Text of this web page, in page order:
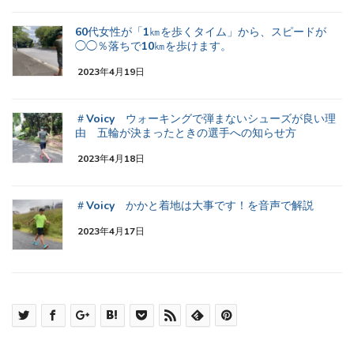
60代女性が「1㎞を歩くタイム」から、スピードが
◯◯％落ちで10㎞を歩けます。
2023年4月19日
＃Voicy ウォーキングで弾まないシューズが良い理
由 五輪が決まったときの選手への知らせ方
2023年4月18日
＃Voicy かかと着地は大事です！を音声で解説
2023年4月17日